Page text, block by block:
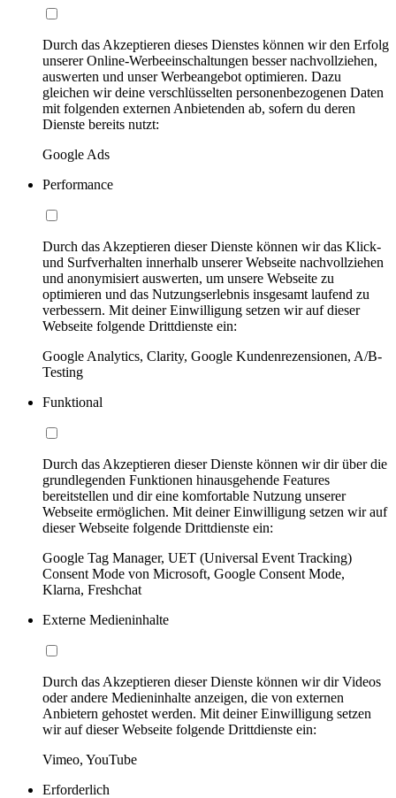
Durch das Akzeptieren dieses Dienstes können wir den Erfolg
unserer Online-Werbeeinschaltungen besser nachvollziehen,
auswerten und unser Werbeangebot optimieren. Dazu
gleichen wir deine verschlüsselten personenbezogenen Daten
mit folgenden externen Anbietenden ab, sofern du deren
Dienste bereits nutzt:
Google Ads
Performance
Durch das Akzeptieren dieser Dienste können wir das Klick-
und Surfverhalten innerhalb unserer Webseite nachvollziehen
und anonymisiert auswerten, um unsere Webseite zu
optimieren und das Nutzungserlebnis insgesamt laufend zu
verbessern. Mit deiner Einwilligung setzen wir auf dieser
Webseite folgende Drittdienste ein:
Google Analytics, Clarity, Google Kundenrezensionen, A/B-
Testing
Funktional
Durch das Akzeptieren dieser Dienste können wir dir über die
grundlegenden Funktionen hinausgehende Features
bereitstellen und dir eine komfortable Nutzung unserer
Webseite ermöglichen. Mit deiner Einwilligung setzen wir auf
dieser Webseite folgende Drittdienste ein:
Google Tag Manager, UET (Universal Event Tracking)
Consent Mode von Microsoft, Google Consent Mode,
Klarna, Freshchat
Externe Medieninhalte
Durch das Akzeptieren dieser Dienste können wir dir Videos
oder andere Medieninhalte anzeigen, die von externen
Anbietern gehostet werden. Mit deiner Einwilligung setzen
wir auf dieser Webseite folgende Drittdienste ein:
Vimeo, YouTube
Erforderlich